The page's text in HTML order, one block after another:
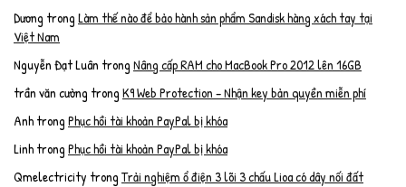
Dương trongLàm thế nào để bảo hành sản phẩm Sandisk hàng xách tay tại
Việt Nam
Nguyễn Đạt Luân trongNâng cấp RAM cho MacBook Pro 2012 lên 16GB
trần văn cường trongK9 Web Protection – Nhận key bản quyền miễn phí
AnhtrongPhục hồi tài khoản PayPal bị khóa
LinhtrongPhục hồi tài khoản PayPal bị khóa
Qmelectricity trongTrải nghiệm ổ điện 3 lõi 3 chấu Lioa có dây nối đất